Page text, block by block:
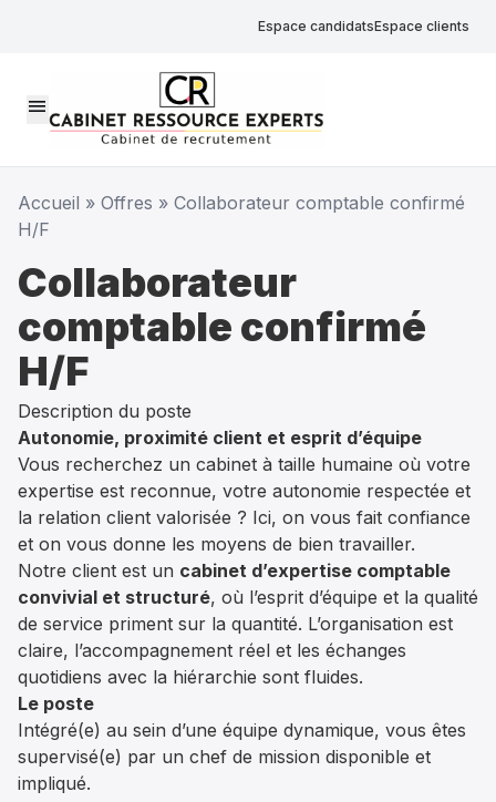
Espace candidatsEspace clients
menu
Accueil » Offres » Collaborateur comptable confirmé
H/F
Collaborateur
comptable confirmé
H/F
Description du poste
Autonomie, proximité client et esprit d’équipe
Vous recherchez un cabinet à taille humaine où votre
expertise est reconnue, votre autonomie respectée et
la relation client valorisée ? Ici, on vous fait confiance
et on vous donne les moyens de bien travailler.
Notre client est un cabinet d’expertise comptable
convivial et structuré, où l’esprit d’équipe et la qualité
de service priment sur la quantité. L’organisation est
claire, l’accompagnement réel et les échanges
quotidiens avec la hiérarchie sont fluides.
Le poste
Intégré(e) au sein d’une équipe dynamique, vous êtes
supervisé(e) par un chef de mission disponible et
impliqué.